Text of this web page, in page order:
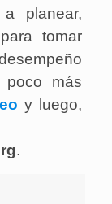
planear,
tomar
poco más
y luego,
.